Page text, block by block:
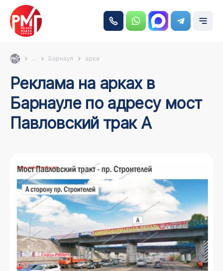
... Барнаул арки
Реклама на арках в
Барнауле по адресу мост
Павловский трак А